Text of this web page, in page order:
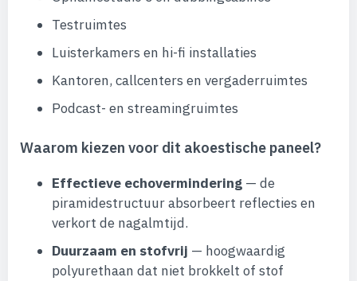
Testruimtes
Luisterkamers en hi-fi installaties
Kantoren, callcenters en vergaderruimtes
Podcast- en streamingruimtes
Waarom kiezen voor dit akoestische paneel?
Effectieve echovermindering — de
piramidestructuur absorbeert reflecties en
verkort de nagalmtijd.
Duurzaam en stofvrij — hoogwaardig
polyurethaan dat niet brokkelt of stof